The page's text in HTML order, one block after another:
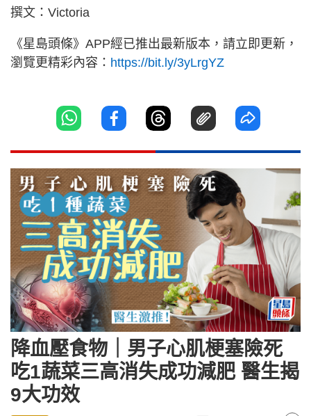
撰文：Victoria
《星島頭條》APP經已推出最新版本，請立即更新，
瀏覽更精彩內容： https://bit.ly/3yLrgYZ
降血壓食物｜男子心肌梗塞險死
吃1蔬菜三高消失成功減肥 醫生揭
9大功效